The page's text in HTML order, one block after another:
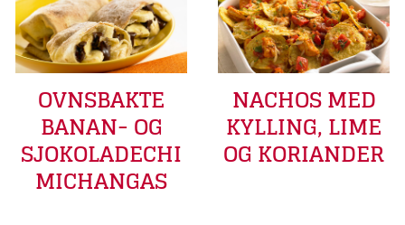
OVNSBAKTE
BANAN- OG
SJOKOLADECHI
MICHANGAS
NACHOS MED
KYLLING, LIME
OG KORIANDER